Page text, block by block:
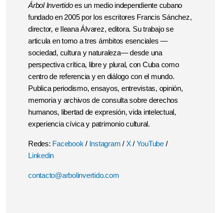
Árbol Invertidoes un medio independiente cubano
fundado en 2005 por los escritores Francis Sánchez,
director, e Ileana Álvarez, editora. Su trabajo se
articula en torno a tres ámbitos esenciales —
sociedad, cultura y naturaleza— desde una
perspectiva crítica, libre y plural, con Cuba como
centro de referencia y en diálogo con el mundo.
Publica periodismo, ensayos, entrevistas, opinión,
memoria y archivos de consulta sobre derechos
humanos, libertad de expresión, vida intelectual,
experiencia cívica y patrimonio cultural.
Redes: Facebook / Instagram / X/ YouTube /
Linkedin
contacto@arbolinvertido.com